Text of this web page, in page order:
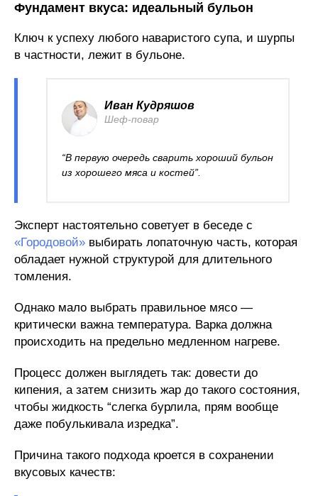
Фундамент вкуса: идеальный бульон
Ключ к успеху любого наваристого супа, и шурпы
в частности, лежит в бульоне.
Иван Кудряшов
Шеф-повар
“В первую очередь сварить хороший бульон
из хорошего мяса и костей”.
Эксперт настоятельно советует в беседе с
«Городовой» выбирать лопаточную часть, которая
обладает нужной структурой для длительного
томления.
Однако мало выбрать правильное мясо —
критически важна температура. Варка должна
происходить на предельно медленном нагреве.
Процесс должен выглядеть так: довести до
кипения, а затем снизить жар до такого состояния,
чтобы жидкость “слегка бурлила, прям вообще
даже побулькивала изредка”.
Причина такого подхода кроется в сохранении
вкусовых качеств: